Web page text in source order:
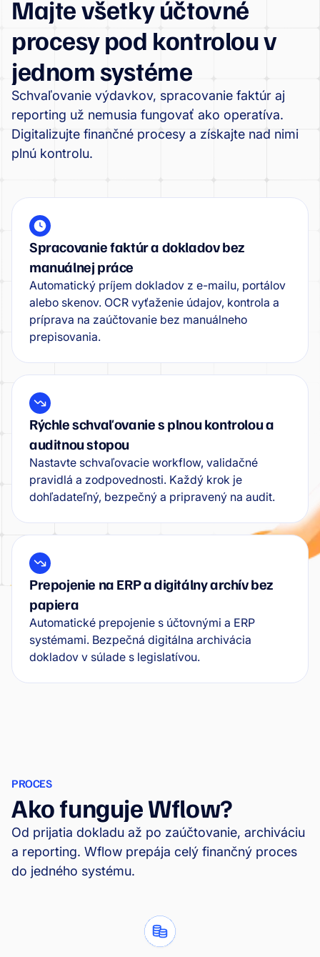
Majte všetky účtovné
procesy pod kontrolou v
jednom systéme
Schvaľovanie výdavkov, spracovanie faktúr aj
reporting už nemusia fungovať ako operatíva.
Digitalizujte finančné procesy a získajte nad nimi
plnú kontrolu.
Spracovanie faktúr a dokladov bez
manuálnej práce
Automatický príjem dokladov z e-mailu, portálov
alebo skenov. OCR vyťaženie údajov, kontrola a
príprava na zaúčtovanie bez manuálneho
prepisovania.
Rýchle schvaľovanie s plnou kontrolou a
auditnou stopou
Nastavte schvaľovacie workflow, validačné
pravidlá a zodpovednosti. Každý krok je
dohľadateľný, bezpečný a pripravený na audit.
Prepojenie na ERP a digitálny archív bez
papiera
Automatické prepojenie s účtovnými a ERP
systémami. Bezpečná digitálna archivácia
dokladov v súlade s legislatívou.
PROCES
Ako funguje Wflow?
Od prijatia dokladu až po zaúčtovanie, archiváciu
a reporting. Wflow prepája celý finančný proces
do jedného systému.